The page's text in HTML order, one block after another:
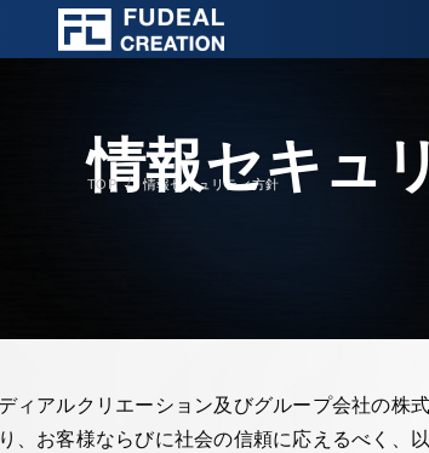
情報セキュ
TOP 情報セキュリティ方針
ィアルクリエーション及びグループ会社の株
、お客様ならびに社会の信頼に応えるべく、